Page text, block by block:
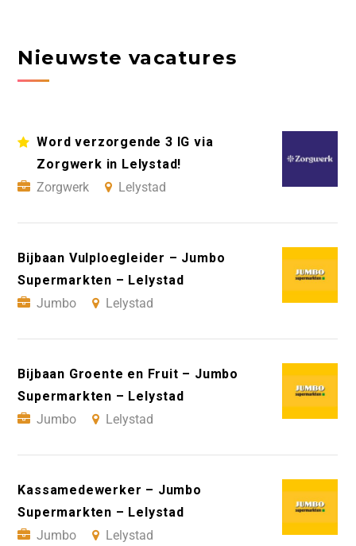
Nieuwste vacatures
Word verzorgende 3 IG via
Zorgwerk in Lelystad!
Zorgwerk
Lelystad
Bijbaan Vulploegleider – Jumbo
Supermarkten – Lelystad
Jumbo
Lelystad
Bijbaan Groente en Fruit – Jumbo
Supermarkten – Lelystad
Jumbo
Lelystad
Kassamedewerker – Jumbo
Supermarkten – Lelystad
Jumbo
Lelystad